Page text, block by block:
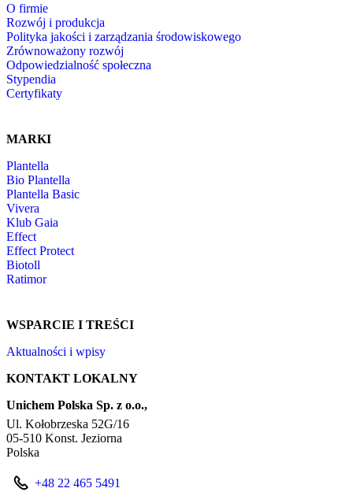
O firmie
Rozwój i produkcja
Polityka jakości i zarządzania środowiskowego
Zrównoważony rozwój
Odpowiedzialność społeczna
Stypendia
Certyfikaty
MARKI
Plantella
Bio Plantella
Plantella Basic
Vivera
Klub Gaia
Effect
Effect Protect
Biotoll
Ratimor
WSPARCIE I TREŚCI
Aktualności i wpisy
KONTAKT LOKALNY
Unichem Polska Sp. z o.o.,
Ul. Kołobrzeska 52G/16
05-510 Konst. Jeziorna
Polska
+48 22 465 5491